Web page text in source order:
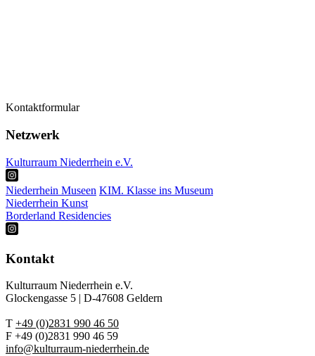
Kontaktformular
Netzwerk
Kulturraum Niederrhein e.V.
Niederrhein Museen KIM. Klasse ins Museum
Niederrhein Kunst
Borderland Residencies
Kontakt
Kulturraum Niederrhein e.V.
Glockengasse 5 | D-47608 Geldern
T +49 (0)2831 990 46 50
F +49 (0)2831 990 46 59
info@kulturraum-niederrhein.de